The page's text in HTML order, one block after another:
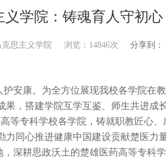
学院：铸魂育人守初心
思主义学院 浏览：14846次 分享到：
安康。为全方位展现我校各学院在
，搭建学院互学互鉴、师生共进成
等专科学校各学院，铸就职教匠心
同心推进健康中国建设贡献楚医力量
深耕思政沃土的楚雄医药高等专科